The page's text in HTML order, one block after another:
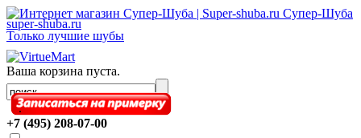
Супер-Шуба
super-shuba.ru
Только лучшие шубы
Ваша корзина пуста.
.
+7 (495) 208-07-00